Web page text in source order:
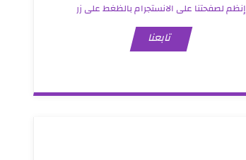
إنظم لصفحتنا على الانستجرام بالظغط على زر
تابعنا